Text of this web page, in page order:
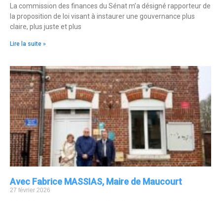
La commission des finances du Sénat m’a désigné rapporteur de
la proposition de loi visant à instaurer une gouvernance plus
claire, plus juste et plus
Lire la suite »
Avec Fabrice MASSIAS, Maire de Maucourt
27 février 2026